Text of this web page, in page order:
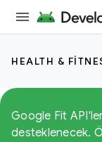
HEALTH &
Google Fit
desteklenecek.